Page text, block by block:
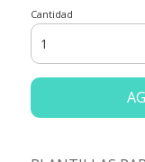
Cantidad